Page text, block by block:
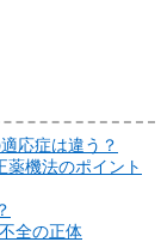
応症は違う？
機法のポイント
全の正体